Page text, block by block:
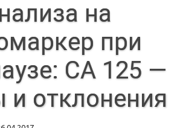
на
при
СА 125 —
отклонения